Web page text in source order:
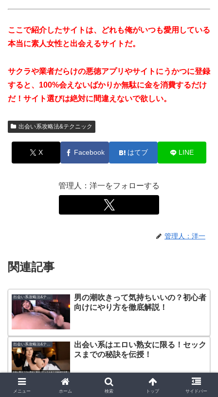
ここで紹介したサイトは、どれも俺がいつも愛用している
本当に素人女性と出会えるサイトだ。
サクラや業者だらけの悪徳アプリやサイトにうかつに登録
すると、100%会えないばかりか無駄に金を消費するだけ
だ！サイト選びは絶対に間違えないで欲しい。
出会い系攻略法&テクニック
X Facebook はてブ LINE
管理人：洋一をフォローする
管理人：洋一
関連記事
出会い系攻略法&テクニック
男の潮吹きって気持ちいいの？初心者
向けにやり方を徹底解説！
出会い系攻略法&テクニック
出会い系はエロい熟女に限る！セック
スまでの秘訣を伝授！
熟女と中出しセックス、その魅力と相
メニュー ホーム 検索 トップ サイドバー